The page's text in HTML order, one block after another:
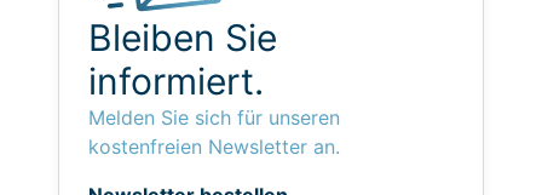
Bleiben Sie
informiert.
Melden Sie sich für unseren
kostenfreien Newsletter an.